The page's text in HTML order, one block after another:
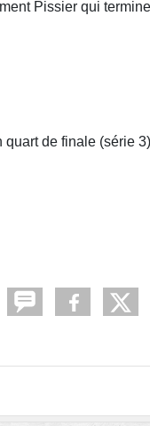
Pissier qui
de finale (série